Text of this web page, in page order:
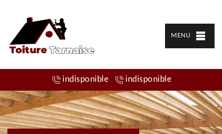
MENU
indisponible indisponible